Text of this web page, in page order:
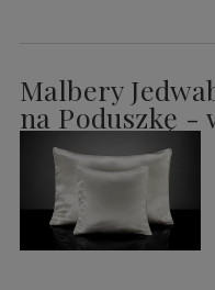
Malbery
na Poduszkę -